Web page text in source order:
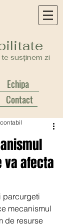
susținem zi
Echipa
Contact
va afecta
parcurgeti
mecanismul
de resurse